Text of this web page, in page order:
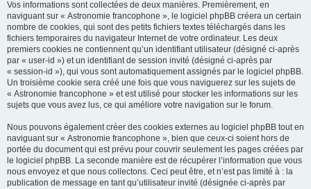
Vos informations sont collectées de deux manières. Premièrement, en
naviguant sur « Astronomie francophone », le logiciel phpBB créera un certain
nombre de cookies, qui sont des petits fichiers textes téléchargés dans les
fichiers temporaires du navigateur Internet de votre ordinateur. Les deux
premiers cookies ne contiennent qu’un identifiant utilisateur (désigné ci-après
par « user-id ») et un identifiant de session invité (désigné ci-après par
« session-id »), qui vous sont automatiquement assignés par le logiciel phpBB.
Un troisième cookie sera créé une fois que vous naviguerez sur les sujets de
« Astronomie francophone » et est utilisé pour stocker les informations sur les
sujets que vous avez lus, ce qui améliore votre navigation sur le forum.
Nous pouvons également créer des cookies externes au logiciel phpBB tout en
naviguant sur « Astronomie francophone », bien que ceux-ci soient hors de
portée du document qui est prévu pour couvrir seulement les pages créées par
le logiciel phpBB. La seconde manière est de récupérer l’information que vous
nous envoyez et que nous collectons. Ceci peut être, et n’est pas limité à : la
publication de message en tant qu’utilisateur invité (désignée ci-après par